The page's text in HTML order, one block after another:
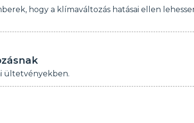
hogy a klímaváltozás hatásai ellen
ültetvényekben.